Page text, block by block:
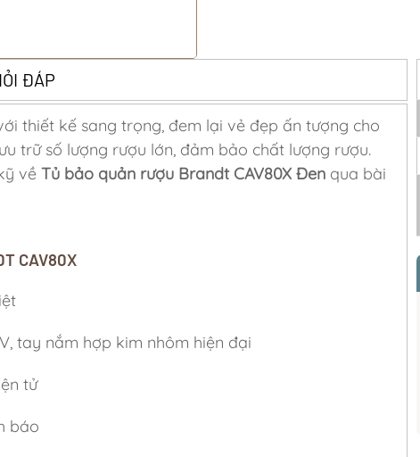
ĐÁP
thiết kế sang trọng, đem lại vẻ đẹp ấn tượng cho
trữ số lượng rượu lớn, đảm bảo chất lượng rượu.
về Tủ bảo quản rượu Brandt CAV80X Đen qua bài
CAV80X
tay nắm hợp kim nhôm hiện đại
tử
báo